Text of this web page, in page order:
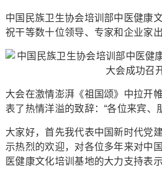
中国民族卫生协会培训部中医健康
祝干等数十位领导、专家和企业家出
大会在激情澎湃《祖国颂》中拉开
表了热情洋溢的致辞：“各位来宾、
大家好，首先我代表中国新时代党
示热烈的欢迎，对各位多年来对中
医健康文化培训基地的大力支持表